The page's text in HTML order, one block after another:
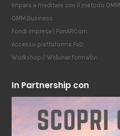
Impara a meditare con il metodo OMM
OMM Business
Fondi imprese | FonARCom
Accesso piattaforma FaD
Workshop / Webinar formativi
In Partnership con